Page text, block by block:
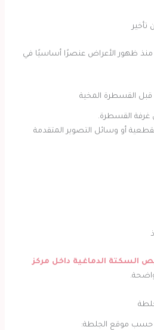
منذ ظهور الأعراض عنصرًا أساسيًا في
قبل القسطرة المخية
غرفة القسطرة.
أو وسائل التصوير المتقدمة
السكتة الدماغية داخل مركز
حسب موقع الجلطة: